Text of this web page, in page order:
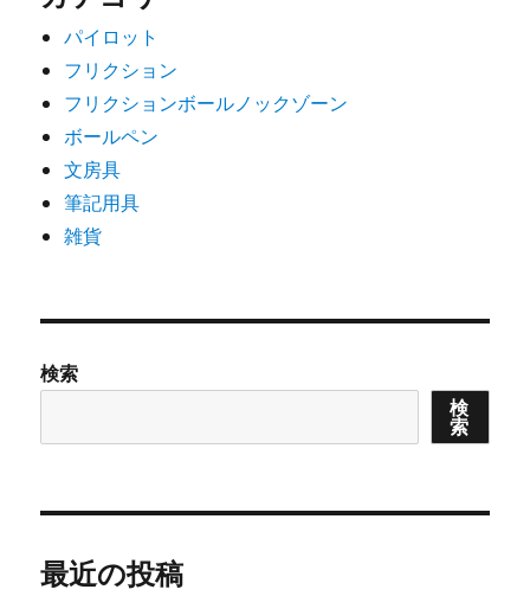
パイロット
フリクション
フリクションボールノックゾーン
ボールペン
文房具
筆記用具
雑貨
検索
検
索
最近の投稿